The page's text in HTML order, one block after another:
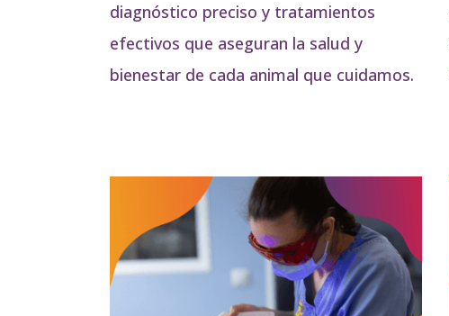
diagnóstico preciso y tratamientos
efectivos que aseguran la salud y
bienestar de cada animal que cuidamos.